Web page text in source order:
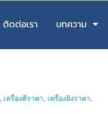
ติดต่อเรา บทความ
เครื่องตีราคา เครื่องยิงราคา